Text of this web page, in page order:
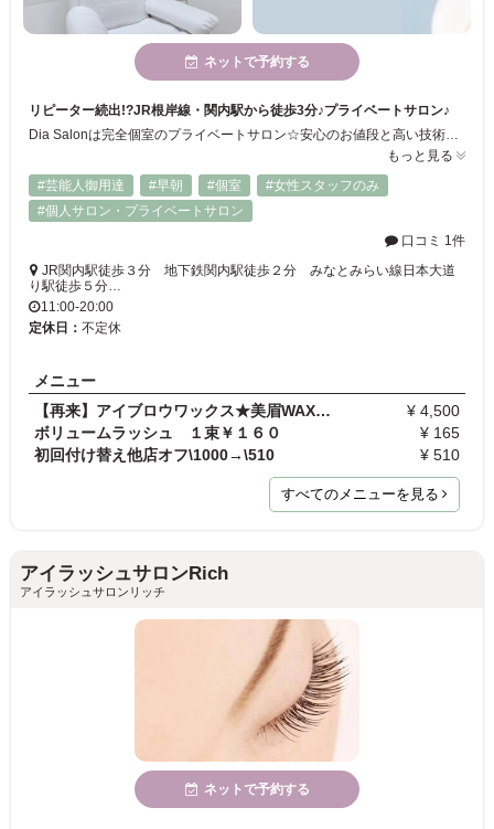
ネットで予約する
リピーター続出!?JR根岸線・関内駅から徒歩3分♪プライベートサロン♪
Dia Salonは完全個室のプライベートサロン☆安心のお値段と高い技術力が魅力...*。゜.* どこから見てもきれいな仕上がり☆何度も通いたくなるサロンです♪初心者の方にもおススメです♪♪
もっと見る
#芸能人御用達
#早朝 #個室
#女性スタッフのみ
#個人サロン・プライベートサロン
口コミ 1件
JR関内駅徒歩３分 地下鉄関内駅徒歩２分 みなとみらい線日本大道
り駅徒歩５分…
11:00-20:00
定休日： 不定休
メニュー
【再来】アイブロウワックス★美眉WAX仕上げ★エクステ…
¥ 4,500
ボリュームラッシュ １束￥１６０
¥ 165
初回付け替え他店オフ\1000→\510
¥ 510
すべてのメニューを見る
アイラッシュサロンRich
アイラッシュサロンリッチ
ネットで予約する